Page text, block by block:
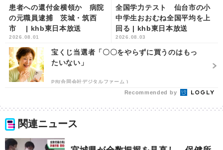
患者への還付金横領か 病院
の元職員逮捕 茨城・筑西
市 | khb東日本放送
2026.08.01
全国学力テスト 仙台市の小
中学生おおむね全国平均を上
回る | khb東日本放送
2026.08.03
宝くじ当選者「〇〇をやらずに買うのはもっ
たいない」
PR(合同会社デジタルファーム )
Recommended by
関連ニュース